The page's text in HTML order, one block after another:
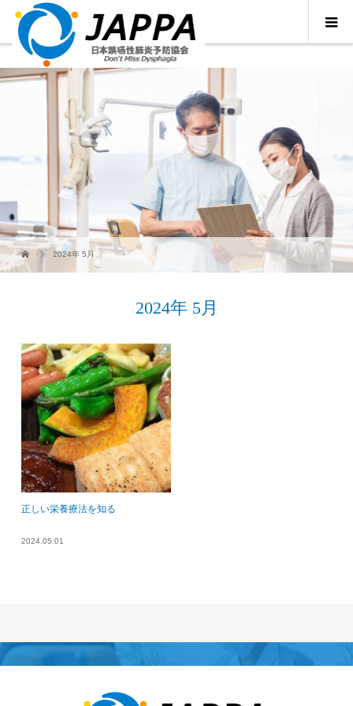
2024年 5月
2024年 5月
正しい栄養療法を知る
2024.05.01